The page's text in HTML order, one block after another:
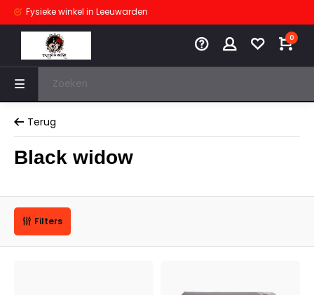
Fysieke winkel in Leeuwarden
0
Terug
Black widow
Filters